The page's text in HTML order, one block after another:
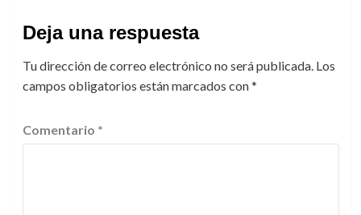
Deja una respuesta
Tu dirección de correo electrónico no será publicada. Los
campos obligatorios están marcados con*
Comentario *